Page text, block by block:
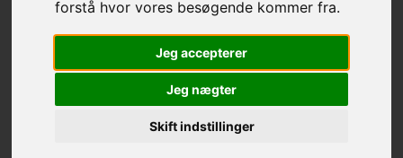
forstå hvor vores besøgende kommer fra.
Jeg accepterer
Jeg nægter
Skift indstillinger